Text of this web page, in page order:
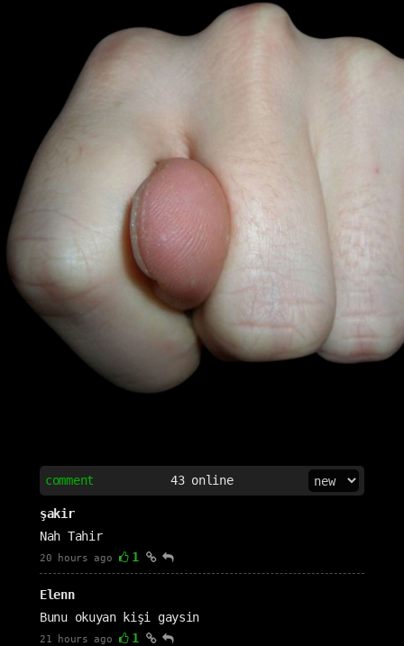
comment 43online
şakir
Nah Tahir
20 hours ago 1
Elenn
Bunu okuyan kişi gaysin
21 hours ago 1